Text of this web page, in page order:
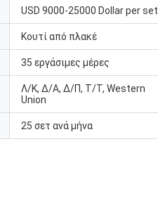
USD 9000-25000 Dollar per set
Κουτί από πλακέ
35 εργάσιμες μέρες
Λ/Κ, Δ/Α, Δ/Π, Τ/Τ, Western
Union
25 σετ ανά μήνα